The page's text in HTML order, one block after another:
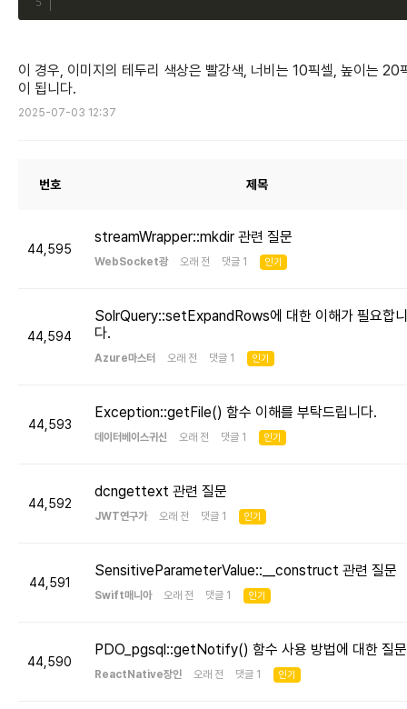
이 경우, 이미지의 테두리 색상은 빨강색, 너비는 10픽셀, 높이는 20
이 됩니다.
2025-07-03 12:37
번호 제목
44,595
streamWrapper::mkdir 관련 질문
WebSocket광 오래 전 댓글 1 인기
44,594
SolrQuery::setExpandRows에 대한 이해가 필요합니
다.
Azure마스터 오래 전 댓글 1 인기
44,593
Exception::getFile() 함수 이해를 부탁드립니다.
데이터베이스귀신 오래 전 댓글 1 인기
44,592
dcngettext 관련 질문
JWT연구가 오래 전 댓글 1 인기
44,591
SensitiveParameterValue::__construct 관련 질문
Swift매니아 오래 전 댓글 1 인기
44,590
PDO_pgsql::getNotify() 함수 사용 방법에 대한 질문
ReactNative장인 오래 전 댓글 1 인기